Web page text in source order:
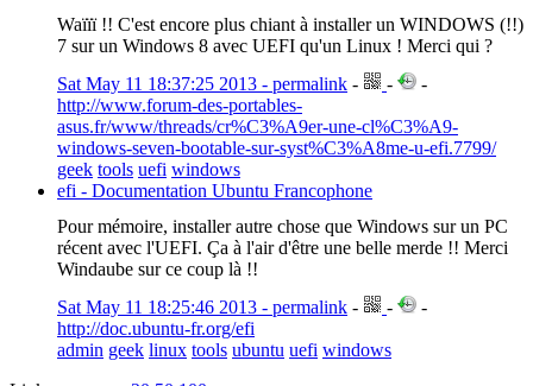
Waïïï !! C'est encore plus chiant à installer un WINDOWS (!!)
7 sur un Windows 8 avec UEFI qu'un Linux ! Merci qui ?
Sat May 11 18:37:25 2013 - permalink - -
-
http://www.forum-des-portables-
asus.fr/www/threads/cr%C3%A9er-une-cl%C3%A9-
windows-seven-bootable-sur-syst%C3%A8me-u-efi.7799/
geek tools uefi windows
efi - Documentation Ubuntu Francophone
Pour mémoire, installer autre chose que Windows sur un PC
récent avec l'UEFI. Ça à l'air d'être une belle merde !! Merci
Windaube sur ce coup là !!
Sat May 11 18:25:46 2013 - permalink - -
-
http://doc.ubuntu-fr.org/efi
admin geek linux tools ubuntu uefi windows